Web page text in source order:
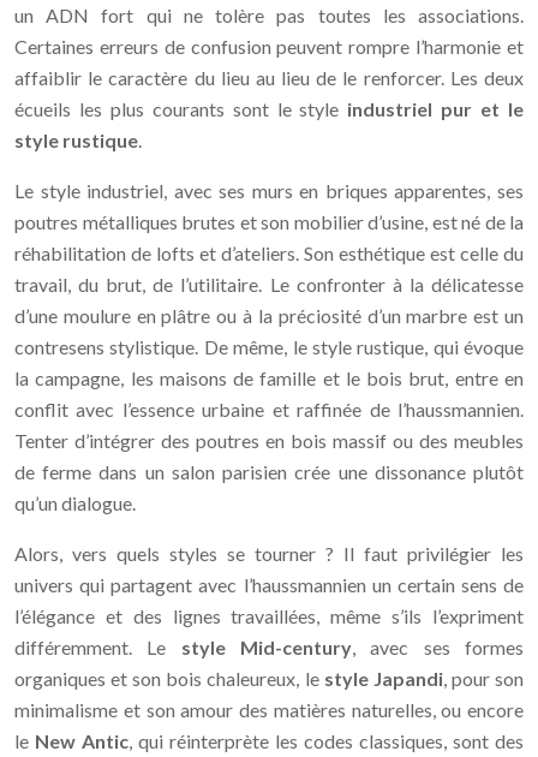
un ADN fort qui ne tolère pas toutes les associations.
Certaines erreurs de confusion peuvent rompre l’harmonie et
affaiblir le caractère du lieu au lieu de le renforcer. Les deux
écueils les plus courants sont le style industriel pur et le
style rustique.
Le style industriel, avec ses murs en briques apparentes, ses
poutres métalliques brutes et son mobilier d’usine, est né de la
réhabilitation de lofts et d’ateliers. Son esthétique est celle du
travail, du brut, de l’utilitaire. Le confronter à la délicatesse
d’une moulure en plâtre ou à la préciosité d’un marbre est un
contresens stylistique. De même, le style rustique, qui évoque
la campagne, les maisons de famille et le bois brut, entre en
conflit avec l’essence urbaine et raffinée de l’haussmannien.
Tenter d’intégrer des poutres en bois massif ou des meubles
de ferme dans un salon parisien crée une dissonance plutôt
qu’un dialogue.
Alors, vers quels styles se tourner ? Il faut privilégier les
univers qui partagent avec l’haussmannien un certain sens de
l’élégance et des lignes travaillées, même s’ils l’expriment
différemment. Le style Mid-century, avec ses formes
organiques et son bois chaleureux, le style Japandi, pour son
minimalisme et son amour des matières naturelles, ou encore
le New Antic, qui réinterprète les codes classiques, sont des